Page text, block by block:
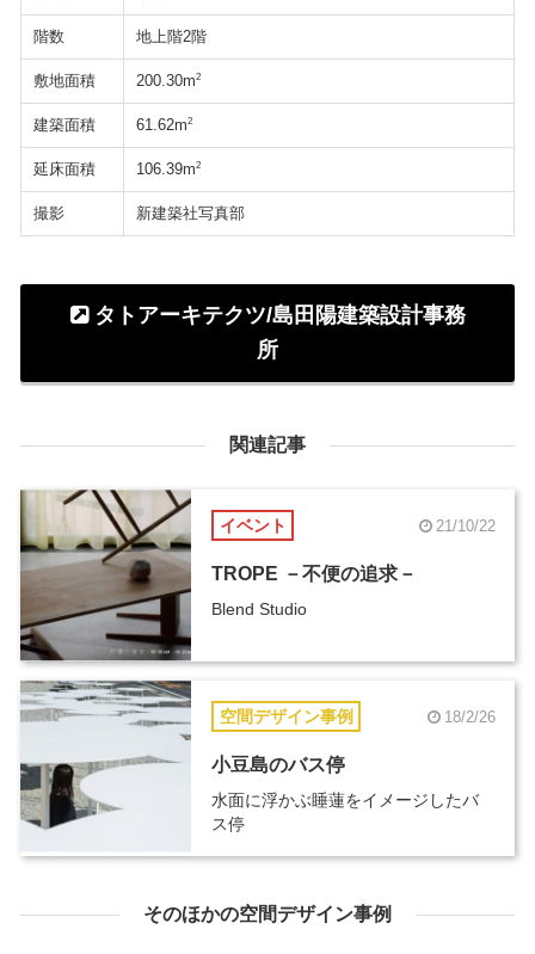
階数 地上階2階
敷地面積 200.30m2
建築面積 61.62m2
延床面積 106.39m2
撮影 新建築社写真部
タトアーキテクツ/島田陽建築設計事務
所
関連記事
イベント 21/10/22
TROPE －不便の追求－
Blend Studio
空間デザイン事例 18/2/26
小豆島のバス停
水面に浮かぶ睡蓮をイメージしたバ
ス停
そのほかの空間デザイン事例